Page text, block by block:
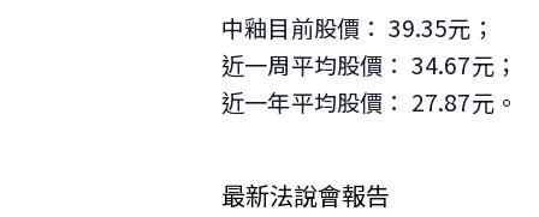
中釉目前股價： 39.35元；
近一周平均股價： 34.67元；
近一年平均股價： 27.87元。
最新法說會報告